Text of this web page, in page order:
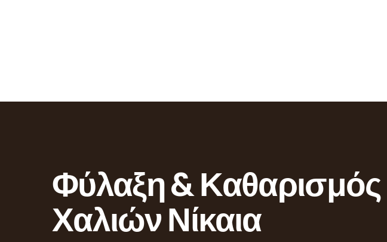
Φύλαξη & Καθαρισμός
Χαλιών Νίκαια